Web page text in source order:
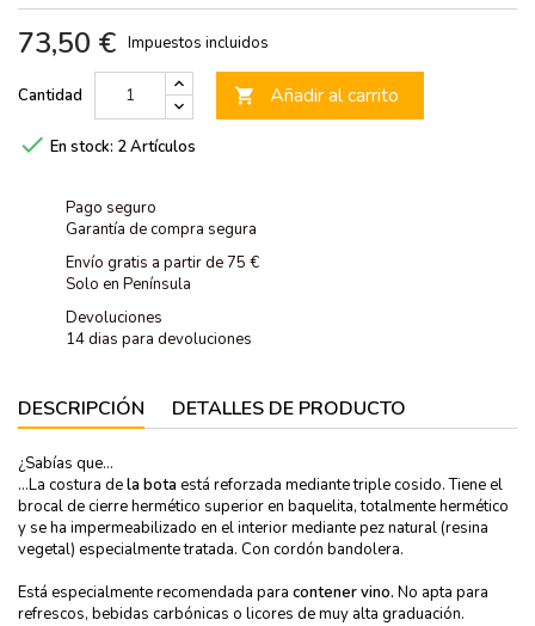
73,50 € Impuestos incluidos
Cantidad  Añadir al carrito
 En stock: 2 Artículos
Pago seguro
Garantía de compra segura
Envío gratis a partir de 75 €
Solo en Península
Devoluciones
14 dias para devoluciones
DESCRIPCIÓN DETALLES DE PRODUCTO
¿Sabías que...
...La costura dela bota está reforzada mediante triple cosido. Tiene el
brocal de cierre hermético superior en baquelita, totalmente hermético
y se ha impermeabilizado en el interior mediante pez natural (resina
vegetal) especialmente tratada. Con cordón bandolera.
Está especialmente recomendada para contener vino. No apta para
refrescos, bebidas carbónicas o licores de muy alta graduación.